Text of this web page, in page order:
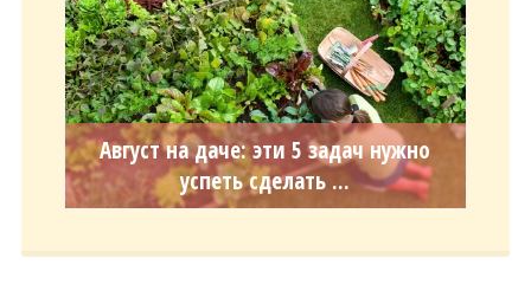
Август на даче: эти 5 задач нужно
успеть сделать ...